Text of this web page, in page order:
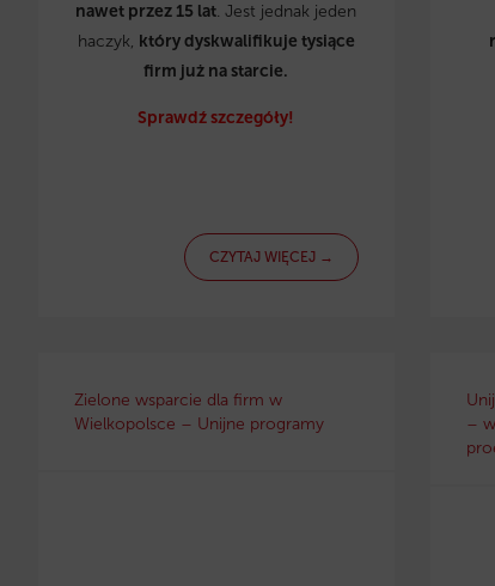
nawet przez 15 lat. Jest jednak jeden
haczyk, który dyskwalifikuje tysiące
firm już na starcie.
Sprawdź szczegóły!
CZYTAJ WIĘCEJ →
Zielone wsparcie dla firm w
Wielkopolsce – Unijne programy
–